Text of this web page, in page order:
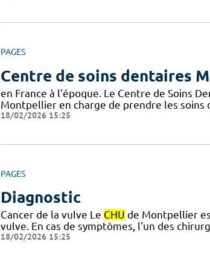
PAGES
Centre de soins dentaires
en France à l'époque. Le Centre de Soins
Montpellier en charge de prendre les soins
18/02/2026 15:25
PAGES
Diagnostic
Cancer de la vulve Le CHU de Montpellier
vulve. En cas de symptômes, l'un des
18/02/2026 15:25